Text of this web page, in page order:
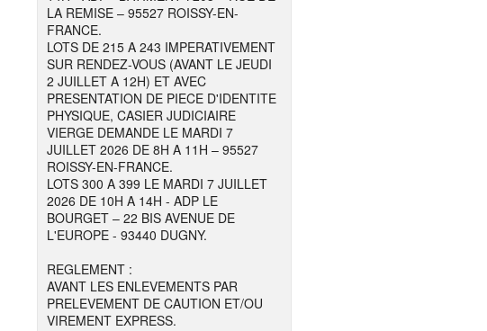
LA REMISE – 95527 ROISSY-EN-
FRANCE.
LOTS DE 215 A 243 IMPERATIVEMENT
SUR RENDEZ-VOUS (AVANT LE JEUDI
2 JUILLET A 12H) ET AVEC
PRESENTATION DE PIECE D'IDENTITE
PHYSIQUE, CASIER JUDICIAIRE
VIERGE DEMANDE LE MARDI 7
JUILLET 2026 DE 8H A 11H – 95527
ROISSY-EN-FRANCE.
LOTS 300 A 399 LE MARDI 7 JUILLET
2026 DE 10H A 14H - ADP LE
BOURGET – 22 BIS AVENUE DE
L'EUROPE - 93440 DUGNY.
REGLEMENT :
AVANT LES ENLEVEMENTS PAR
PRELEVEMENT DE CAUTION ET/OU
VIREMENT EXPRESS.